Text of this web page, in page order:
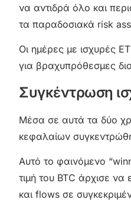
να αντιδρά όλο και
τα παραδοσιακά risk
Οι ημέρες με ισχυρές
για βραχυπρόθεσμες
Συγκέντρωση
Μέσα σε αυτά τα δύο
κεφαλαίων
Αυτό το φαινόμενο
τιμή του BTC άρχισε
και flows σε